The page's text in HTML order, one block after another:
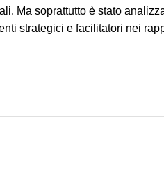
Ma soprattutto è stato
strategici e facilitatori nei